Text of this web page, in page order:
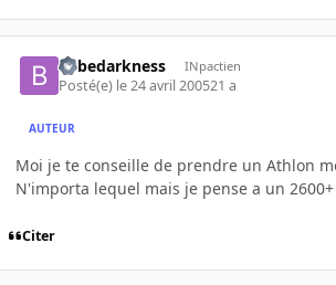
bebedarkness INpactien
Posté(e) le 24 avril 200521 a
AUTEUR
Moi je te conseille de prendre un Athlon
N'importa lequel mais je pense a un
Citer